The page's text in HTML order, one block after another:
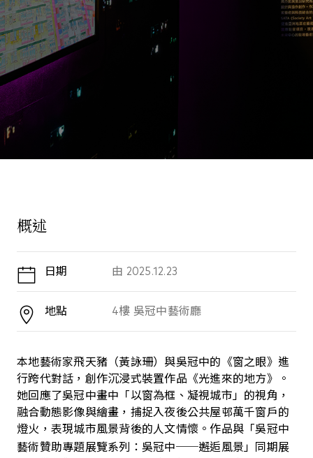
概述
日期 由 2025.12.23
地點 4樓 吳冠中藝術廳
本地藝術家飛天豬（黃詠珊）與吳冠中的《窗之眼》進
行跨代對話，創作沉浸式裝置作品《光進來的地方》。
她回應了吳冠中畫中「以窗為框、凝視城市」的視角，
融合動態影像與繪畫，捕捉入夜後公共屋邨萬千窗戶的
燈火，表現城市風景背後的人文情懷。作品與「吳冠中
藝術贊助專題展覽系列：吳冠中──邂逅風景」同期展